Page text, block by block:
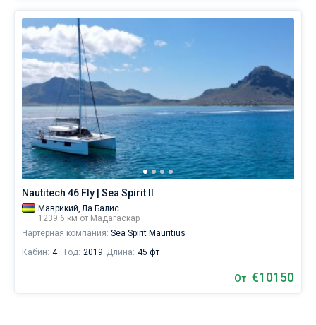
так
для
яхтсменов,
которые
не
представляют
себе
жизни
без
паруса.
Ближайшие
регионы
для
яхтинга:
Бе.
Nautitech 46 Fly | Sea Spirit II
Маврикий, Ла Балис
1239.6 км от Мадагаскар
Чартерная компания: Sea Spirit Mauritius
Кабин: 4 Год: 2019 Длина: 45 фт
От €10150